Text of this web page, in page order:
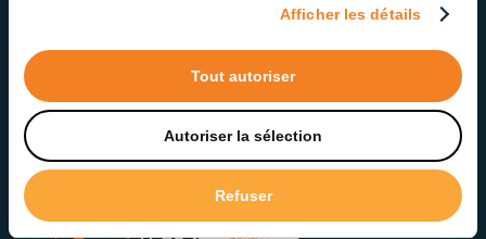
Afficher les détails
Tout autoriser
Autoriser la sélection
Refuser
qualité, notre équipe dévouée veille à offrir un
Contactez notre service à la clientèle